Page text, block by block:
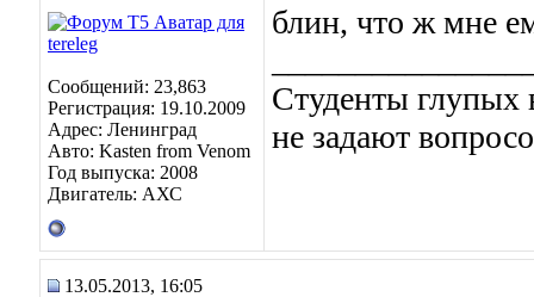
Сообщений: 23,863
Регистрация: 19.10.2009
Адрес: Ленинград
Авто: Kasten from Venom
Год выпуска: 2008
Двигатель: АХС
блин, что ж мне
Студенты глупых
не задают
13.05.2013, 16:05